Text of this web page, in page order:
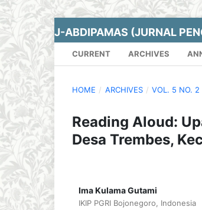
J-ABDIPAMAS (JURNAL
CURRENT ARCHIVES
HOME / ARCHIVES / VOL. 5 NO. 2
Reading Aloud:
Desa Trembes,
Ima Kulama Gutami
IKIP PGRI Bojonegoro, Indonesia